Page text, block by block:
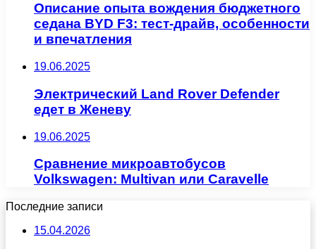
Описание опыта вождения бюджетного
седана BYD F3: тест-драйв, особенности
и впечатления
19.06.2025
Электрический Land Rover Defender
едет в Женеву
19.06.2025
Сравнение микроавтобусов
Volkswagen: Multivan или Caravelle
Последние записи
15.04.2026